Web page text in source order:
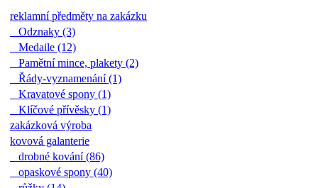
reklamní předměty na zakázku
Odznaky (3)
Medaile (12)
Pamětní mince, plakety (2)
Řády-vyznamenání (1)
Kravatové spony (1)
Klíčové přívěsky (1)
zakázková výroba
kovová galanterie
drobné kování (86)
opaskové spony (40)